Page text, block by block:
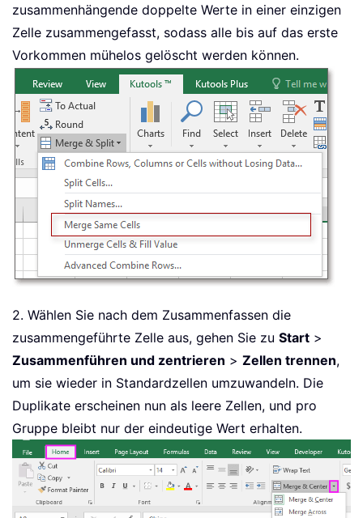
zusammenhängende doppelte Werte in einer einzigen
Zelle zusammengefasst, sodass alle bis auf das erste
Vorkommen mühelos gelöscht werden können.
2. Wählen Sie nach dem Zusammenfassen die
zusammengeführte Zelle aus, gehen Sie zu Start >
Zusammenführen und zentrieren > Zellen trennen,
um sie wieder in Standardzellen umzuwandeln. Die
Duplikate erscheinen nun als leere Zellen, und pro
Gruppe bleibt nur der eindeutige Wert erhalten.